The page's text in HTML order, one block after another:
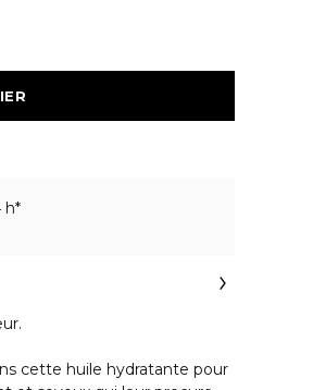
h*
cette huile hydratante pour